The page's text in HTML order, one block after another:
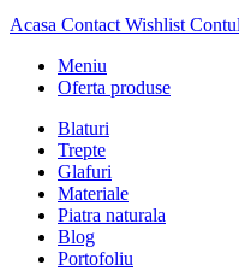
Acasa Contact Wishlist
Meniu
Oferta produse
Blaturi
Trepte
Glafuri
Materiale
Piatra naturala
Blog
Portofoliu